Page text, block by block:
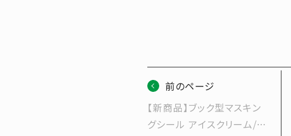
前のページ
【新商品】ブック型マスキン
グシール アイスクリーム/ド